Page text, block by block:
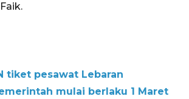
tiket pesawat Lebaran
mulai berlaku 1 Maret